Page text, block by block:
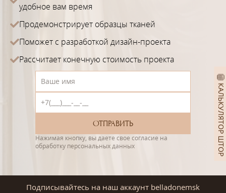
КАЛЬКУЛЯТОР ШТОР
удобное вам время
Продемонстрирует образцы тканей
Поможет с разработкой дизайн-проекта
Рассчитает конечную стоимость проекта
Нажимая кнопку, вы даете свое согласие на
обработку персональных данных
Подписывайтесь на наш аккаунт belladonemsk